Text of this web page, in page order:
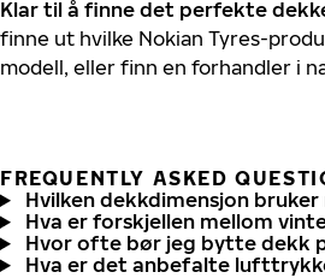
Klar til å finne det perfekte
finne ut hvilke Nokian Tyres-
modell, eller finn en forhandler i
FREQUENTLY ASKED
Hvilken dekkdimensjon bruker
Hva er forskjellen mellom
Hvor ofte bør jeg bytte dekk
Hva er det anbefalte